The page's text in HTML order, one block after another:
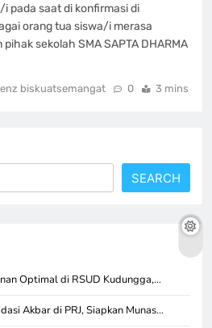
pada saat di konfirmasi di
orang tua siswa/i merasa
sekolah SMA SAPTA DHARMA
biskuatsemangat 0 3 mins
SEARCH
Optimal di RSUD Kudungga,…
Akbar di PRJ, Siapkan Munas…